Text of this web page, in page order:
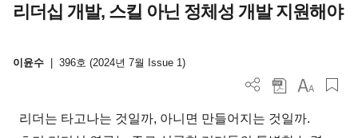
리더십 개발, 스킬 아닌 정체성 개발 지원해야
이윤수 396호 (2024년 7월 Issue 1)
리더는 타고나는 것일까, 아니면 만들어지는 것일까.